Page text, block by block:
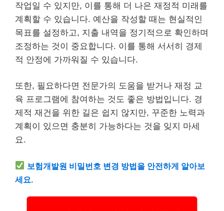
작업일 수 있지만, 이를 통해 더 나은 재정적 미래를
계획할 수 있습니다. 예산을 작성할 때는 현실적인
목표를 설정하고, 지출 내역을 정기적으로 확인하며
조정하는 것이 중요합니다. 이를 통해 서서히 경제
적 안정에 가까워질 수 있습니다.
또한, 필요하다면 전문가의 도움을 받거나 재정 교
육 프로그램에 참여하는 것도 좋은 방법입니다. 경
제적 재건을 위한 길은 쉽지 않지만, 꾸준한 노력과
계획이 있으면 충분히 가능하다는 것을 잊지 마세
요.
보험개발원 비밀번호 변경 방법을 안전하게 알아보
세요.